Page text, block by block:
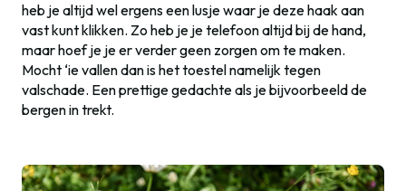
heb je altijd wel ergens een lusje waar je deze haak aan
vast kunt klikken. Zo heb je je telefoon altijd bij de hand,
maar hoef je je er verder geen zorgen om te maken.
Mocht ‘ie vallen dan is het toestel namelijk tegen
valschade. Een prettige gedachte als je bijvoorbeeld de
bergen in trekt.